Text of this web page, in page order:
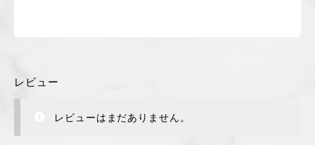
レビュー
レビューはまだありません。